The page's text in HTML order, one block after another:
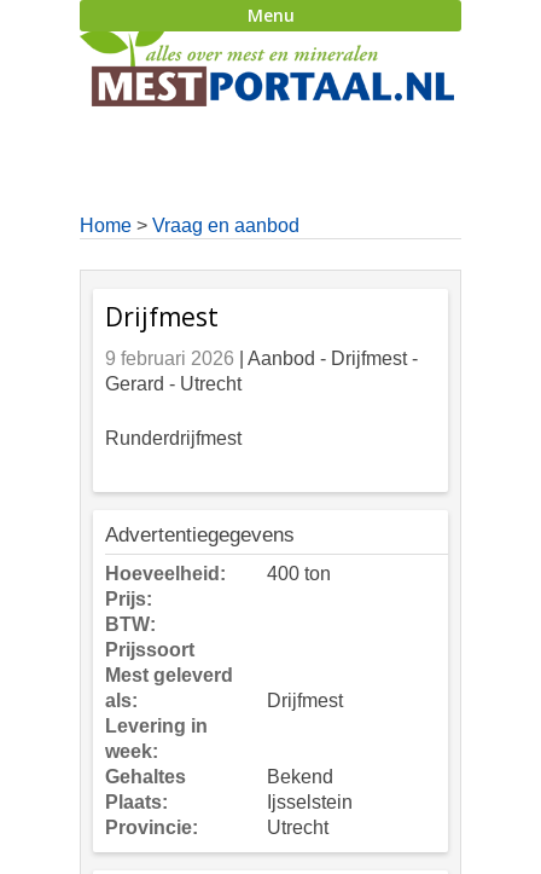
Menu
Home > Vraag en aanbod
Drijfmest
9 februari 2026 | Aanbod - Drijfmest -
Gerard - Utrecht
Runderdrijfmest
Advertentiegegevens
Hoeveelheid:
400 ton
Prijs:
BTW:
Prijssoort
Mest geleverd
als:
Drijfmest
Levering in
week:
Gehaltes
Bekend
Plaats:
Ijsselstein
Provincie:
Utrecht